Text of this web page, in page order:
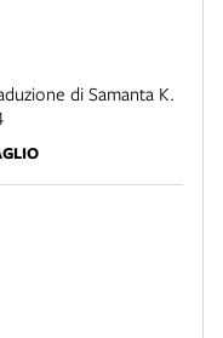
di Samanta K.